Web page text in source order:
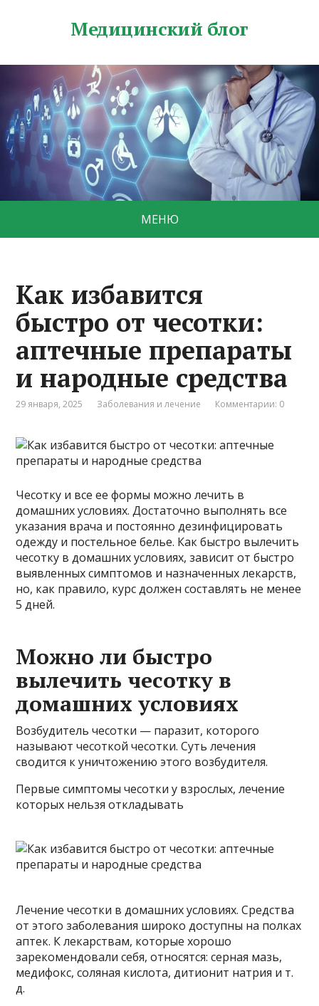
Медицинский блог
МЕНЮ
Как избавится
быстро от чесотки:
аптечные препараты
и народные средства
29 января, 2025 Заболевания и лечение Комментарии: 0
Чесотку и все ее формы можно лечить в
домашних условиях. Достаточно выполнять все
указания врача и постоянно дезинфицировать
одежду и постельное белье. Как быстро вылечить
чесотку в домашних условиях, зависит от быстро
выявленных симптомов и назначенных лекарств,
но, как правило, курс должен составлять не менее
5 дней.
Можно ли быстро
вылечить чесотку в
домашних условиях
Возбудитель чесотки — паразит, которого
называют чесоткой чесотки. Суть лечения
сводится к уничтожению этого возбудителя.
Первые симптомы чесотки у взрослых, лечение
которых нельзя откладывать
Лечение чесотки в домашних условиях. Средства
от этого заболевания широко доступны на полках
аптек. К лекарствам, которые хорошо
зарекомендовали себя, относятся: серная мазь,
медифокс, соляная кислота, дитионит натрия и т.
д.